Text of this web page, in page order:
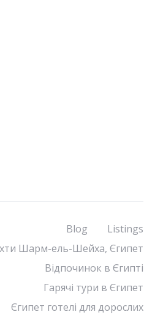
Blog
Listings
Шарм-ель-Шейха, Єгипет
Відпочинок в Єгипті
Гарячі тури в Єгипет
Єгипет готелі для дорослих